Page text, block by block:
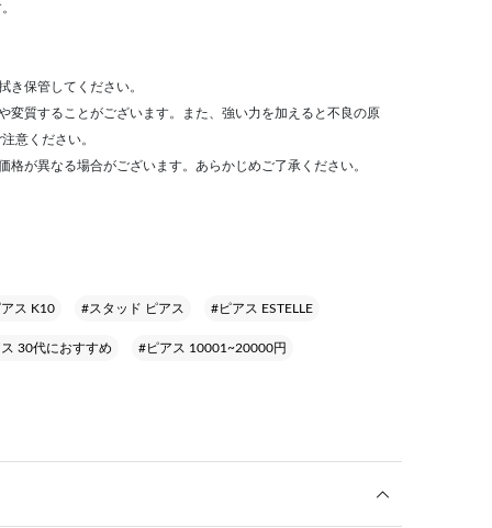
き保管してください。
変質することがございます。また、強い力を加えると不良の原
意ください。
格が異なる場合がございます。あらかじめご了承ください。
ス K10 #スタッド ピアス #ピアス ESTELLE
30代におすすめ #ピアス 10001~20000円